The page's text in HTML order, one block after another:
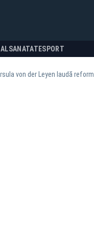
SANATATESPORT
von der Leyen laudă